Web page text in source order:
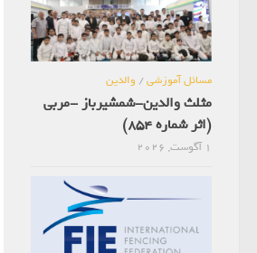
مسائل آموزشی/ والدین
مثلث والدین-شمشیرباز -مربی
(اثر شماره 854)
1 آگوست, 2026